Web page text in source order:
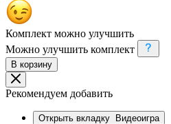
Комплект можно улучшить
Можно улучшить комплект
В корзину
Рекомендуем добавить
Открыть вкладку Видеоигра